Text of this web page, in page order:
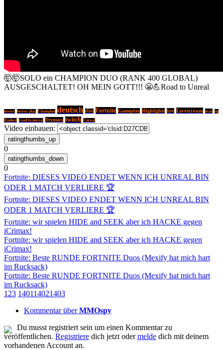
🤯🤯SOLO ein CHAMPION DUO (RANK 400 GLOBAL)
AUSGESCHALTET! OH MEIN GOTT!!! 😬💪Road to Unreal
bester bester play Champion deutsch elite Fortnite Gameplay Highlights live Livestream max og
Ranked road to unreal Trymacs twitch Unreal
Video einbauen:
0
0
Fortnite: DIESES VIDEO ENDET WENN ICH UNREAL BIN
ODER 1 MATCH VERLIERE 🏆
Fortnite: DIESES VIDEO ENDET WENN ICH UNREAL BIN
ODER 1 MATCH VERLIERE 🏆
Fortnite: wir spielen HIDE and SEEK aber ich HACKE gegen
iCrimax!
Fortnite: wir spielen HIDE and SEEK aber ich HACKE gegen
iCrimax!
Fortnite: Beste RUNDE FORTNITE Duos (Mexify hat mich hart
im Rucksack)
Fortnite: Beste RUNDE FORTNITE Duos (Mexify hat mich hart
im Rucksack)
1 23 140114021403
Kommentar überMMOspy
Du musst registriert sein um einen Kommentar zu
veröffentlichen. Registriere dich jetzt odermelde dich mit deinem
vorhandenen Account an.